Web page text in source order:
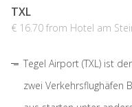
TXL
€ 16.70 from Hotel am
Tegel Airport (TXL) ist
zwei Verkehrsflughäfen